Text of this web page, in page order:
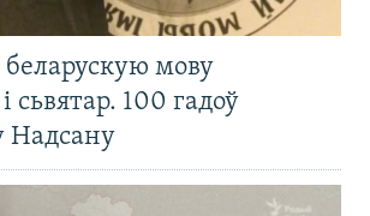
мову
сьвятар. 100 гадоў
Надсану